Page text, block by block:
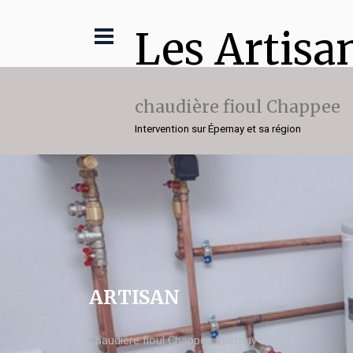
Les
chaudière fioul Chappee
Intervention sur Épernay et sa région
ARTISAN
chaudière fioul Chappee Épernay